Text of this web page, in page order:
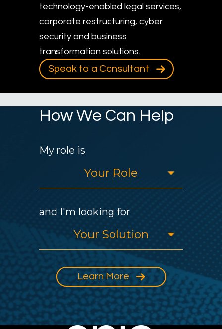
technology-enabled legal services,
corporate restructuring, cyber
security and business
transformation solutions.
Speak to a Consultant
How We Can Help
My role is
and I'm looking for
Learn More